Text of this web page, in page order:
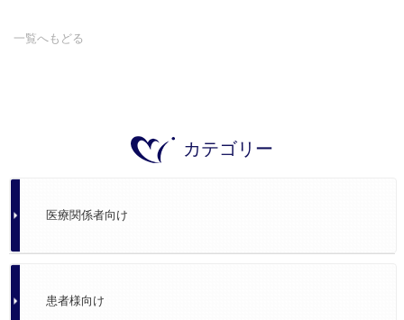
一覧へもどる
カテゴリー
医療関係者向け
患者様向け